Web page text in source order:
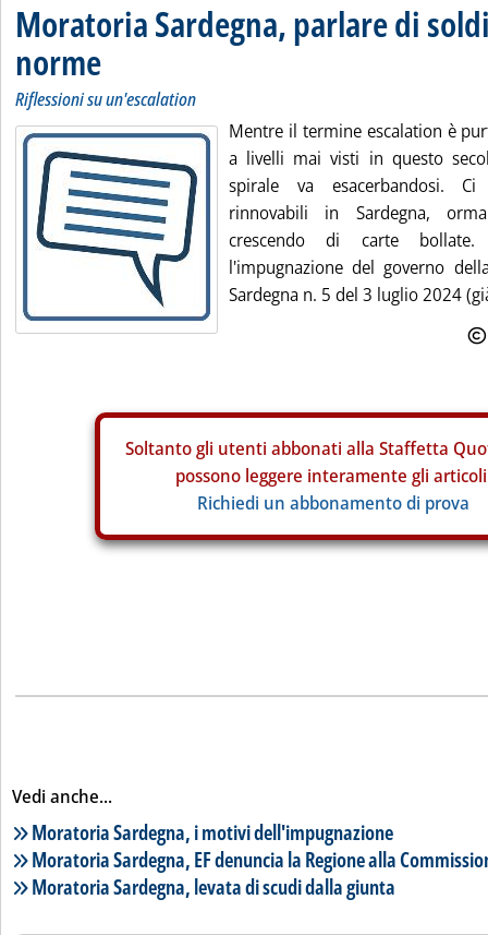
Moratoria Sardegna, parlare di
norme
Riflessioni su un'escalation
Mentre il termine escalation è
a livelli mai visti in questo
spirale va esacerbandosi.
rinnovabili in Sardegna,
crescendo di carte
l'impugnazione del governo
Sardegna n. 5 del 3 luglio 2024
Soltanto gli utenti abbonati alla Staffetta
possono leggere interamente gli
Richiedi un abbonamento di prova
Vedi anche...
Lista notizie correlate
Moratoria Sardegna, i motivi dell'impugnazione
Moratoria Sardegna, EF denuncia la Regione alla
Moratoria Sardegna, levata di scudi dalla giunta